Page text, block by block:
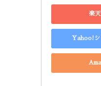
楽
Yahoo!シ